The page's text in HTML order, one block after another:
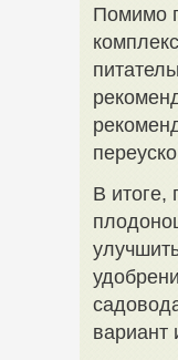
Помимо
В итоге,
вариант